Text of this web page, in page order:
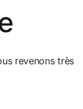
revenons très